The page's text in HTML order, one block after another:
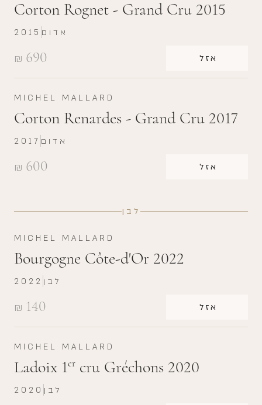
Corton Rognet - Grand Cru 2015
₪ 690 אזל
2015 אדום
MICHEL MALLARD
Corton Renardes - Grand Cru 2017
₪ 600 אזל
2017 אדום
לבן
MICHEL MALLARD
Bourgogne Côte-d'Or 2022
₪ 140 אזל
2022 לבן
MICHEL MALLARD
Ladoix 1er cru Gréchons 2020
2020 לבן